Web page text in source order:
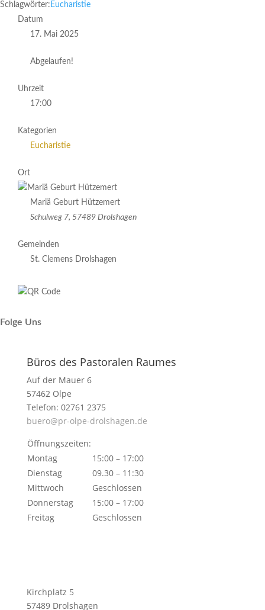
Schlagwörter: Eucharistie
Datum
17. Mai 2025
Abgelaufen!
Uhrzeit
17:00
Kategorien
Eucharistie
Ort
Mariä Geburt Hützemert
Schulweg 7, 57489 Drolshagen
Gemeinden
St. Clemens Drolshagen
Folge Uns
Büros des Pastoralen Raumes
Auf der Mauer 6
57462 Olpe
Telefon: 02761 2375
buero@pr-olpe-drolshagen.de
Öffnungszeiten:
Montag
15:00 – 17:00
Dienstag
09.30 – 11:30
Mittwoch
Geschlossen
Donnerstag
15:00 – 17:00
Freitag
Geschlossen
Kirchplatz 5
57489 Drolshagen